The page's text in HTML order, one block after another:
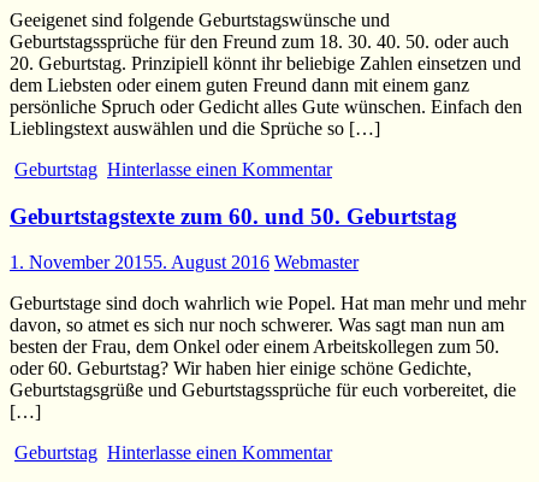
Geeigenet sind folgende Geburtstagswünsche und
Geburtstagssprüche für den Freund zum 18. 30. 40. 50. oder auch
20. Geburtstag. Prinzipiell könnt ihr beliebige Zahlen einsetzen und
dem Liebsten oder einem guten Freund dann mit einem ganz
persönliche Spruch oder Gedicht alles Gute wünschen. Einfach den
Lieblingstext auswählen und die Sprüche so […]
Geburtstag Hinterlasse einen Kommentar
Geburtstagstexte zum 60. und 50. Geburtstag
1. November 20155. August 2016 Webmaster
Geburtstage sind doch wahrlich wie Popel. Hat man mehr und mehr
davon, so atmet es sich nur noch schwerer. Was sagt man nun am
besten der Frau, dem Onkel oder einem Arbeitskollegen zum 50.
oder 60. Geburtstag? Wir haben hier einige schöne Gedichte,
Geburtstagsgrüße und Geburtstagssprüche für euch vorbereitet, die
[…]
Geburtstag Hinterlasse einen Kommentar